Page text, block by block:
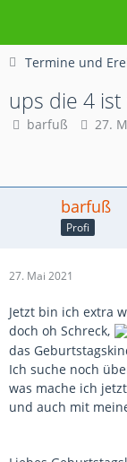
Termine und
ups die 4 ist
barfuß 27.
barfuß
Profi
27. Mai 2021
Jetzt bin ich extra
doch oh Schreck,
das
Ich suche noch
was mache ich
und auch mit